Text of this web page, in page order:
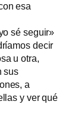
esa
sé seguir»
decir
u otra,
sus
a
y ver qué